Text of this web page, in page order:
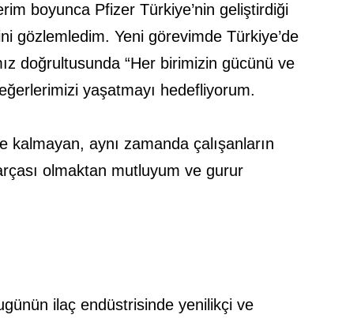
boyunca Pfizer Türkiye’nin geliştirdiği
gözlemledim. Yeni görevimde Türkiye’de
doğrultusunda “Her birimizin gücünü ve
yaşatmayı hedefliyorum.
kalmayan, aynı zamanda çalışanların
olmaktan mutluyum ve gurur
ilaç endüstrisinde yenilikçi ve